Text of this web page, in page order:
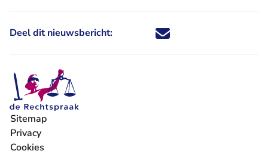
Deel dit nieuwsbericht: Deel dit nieuwsbericht via X -
Deel dit nieuwsbericht via
Deel dit nieuwsbericht
Deel dit
Sitemap
Privacy
Cookies